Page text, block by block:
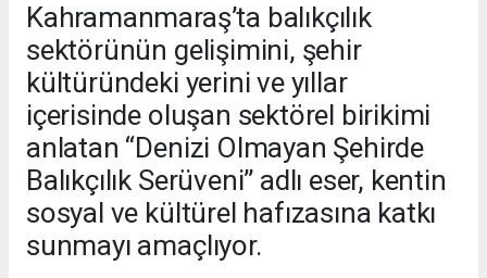
Kahramanmaraş’ta balıkçılık
sektörünün gelişimini, şehir
kültüründeki yerini ve yıllar
içerisinde oluşan sektörel birikimi
anlatan “Denizi Olmayan Şehirde
Balıkçılık Serüveni” adlı eser, kentin
sosyal ve kültürel hafızasına katkı
sunmayı amaçlıyor.